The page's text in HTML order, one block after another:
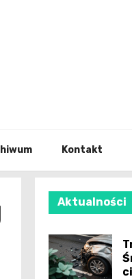
Kontakt
Aktualności